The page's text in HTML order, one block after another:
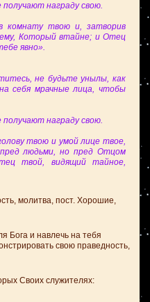
награду свою.
комнату твою и, затворив
Который втайне; и Отец
явно».
не будьте унылы, как
себя мрачные лица, чтобы
награду свою.
твою и умой лице твое,
людьми, но пред Отцом
твой, видящий тайное,
молитва, пост. Хорошие,
Бога и навлечь на тебя
свою праведность,
Своих служителях: